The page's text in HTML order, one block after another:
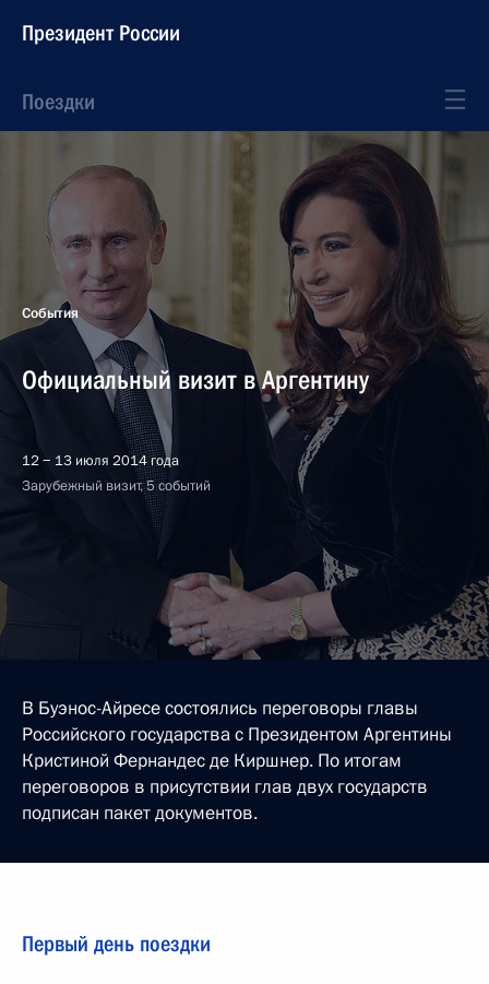
Президент России
Поездки
События
Официальный визит в Аргентину
12 − 13 июля 2014 года
Зарубежный визит, 5 событий
В Буэнос-Айресе состоялись переговоры главы
Российского государства с Президентом Аргентины
Кристиной Фернандес де Киршнер. По итогам
переговоров в присутствии глав двух государств
подписан пакет документов.
Первый день поездки